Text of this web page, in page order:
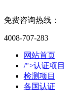
免费咨询热线：
4008-707-283
网站首页
/">认证项目
检测项目
各国认证